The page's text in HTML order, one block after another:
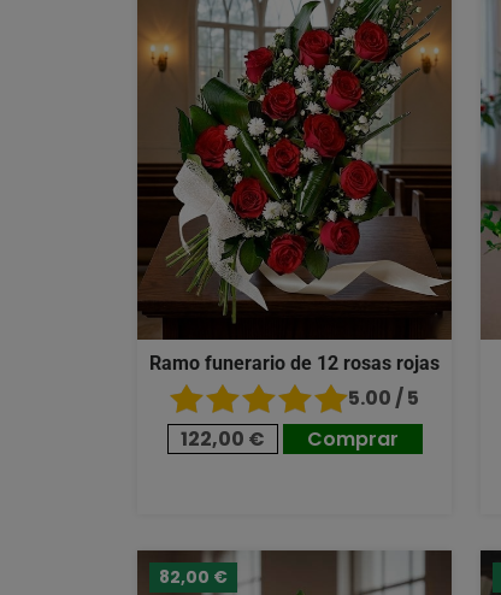
Ramo funerario de 12 rosas rojas
5.00 / 5
122,00 €
Comprar
82,00 €